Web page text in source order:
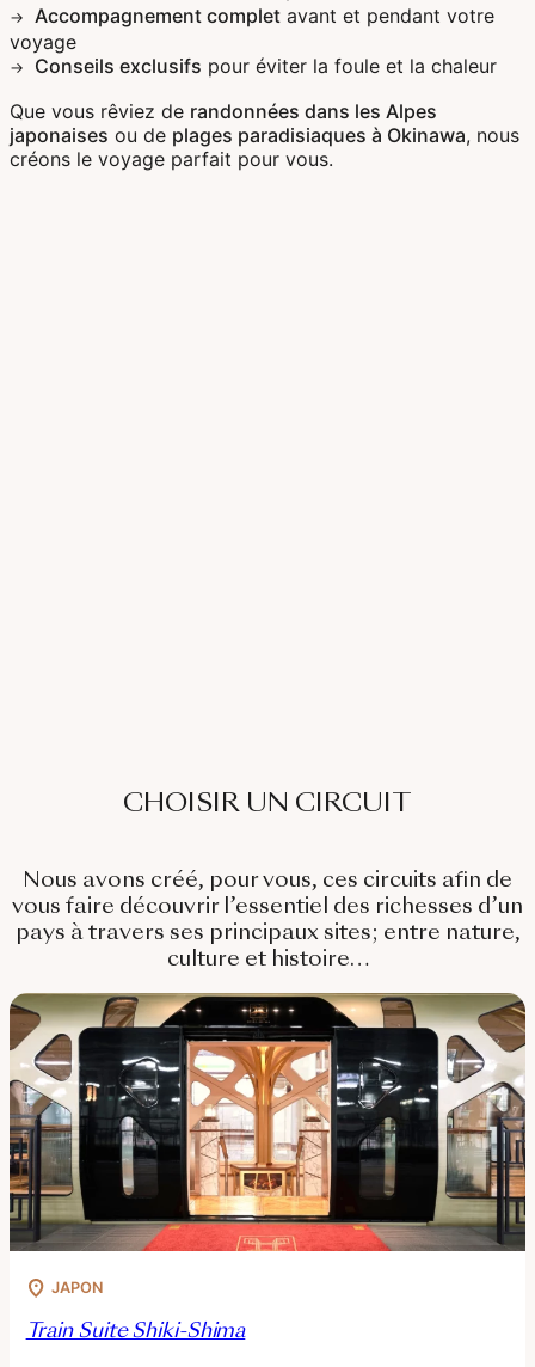
Accompagnement completavant et pendant votre
voyage
Conseils exclusifs pour éviter la foule et la chaleur
Que vous rêviez de randonnées dans les Alpes
japonaises ou de plages paradisiaques à Okinawa, nous
créons le voyage parfait pour vous.
CHOISIR UN CIRCUIT
Nous avons créé, pour vous, ces circuits afin de
vous faire découvrir l’essentiel des richesses d’un
pays à travers ses principaux sites; entre nature,
culture et histoire…
JAPON
Train Suite Shiki-Shima